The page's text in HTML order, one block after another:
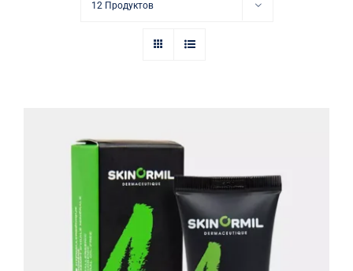
Купить в аптеке12 Продуктов